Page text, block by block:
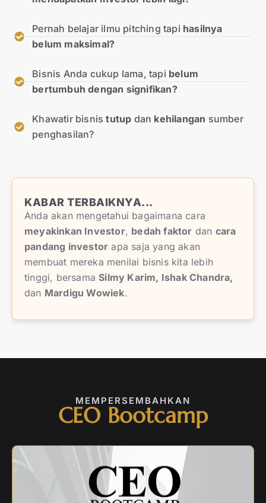
Pernah belajar ilmu pitching tapi hasilnya
belum maksimal?
Bisnis Anda cukup lama, tapi belum
bertumbuh dengan signifikan?
Khawatir bisnistutup dan kehilangan sumber
penghasilan?
KABAR TERBAIKNYA...
Anda akan mengetahui bagaimana cara
meyakinkan Investor, bedah faktor dan cara
pandang investor apa saja yang akan
membuat mereka menilai bisnis kita lebih
tinggi, bersamaSilmy Karim, Ishak Chandra,
dan Mardigu Wowiek.
MEMPERSEMBAHKAN
CEO Bootcamp